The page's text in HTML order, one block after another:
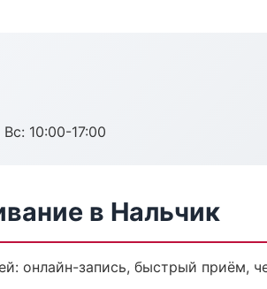
10:00-17:00
в Нальчик
онлайн-запись, быстрый приём,